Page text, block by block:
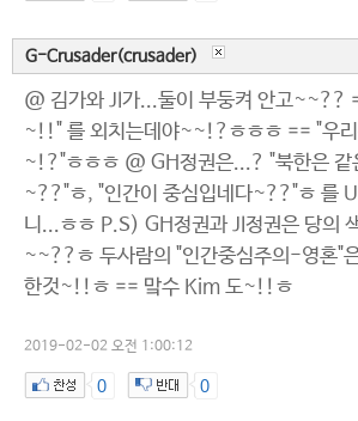
G-Crusader(crusader)
@ 김가와 JI가...둘이 부둥켜 안고~~??
~!!" 를 외치는데야~~!?ㅎㅎㅎ == "우리
~!?"ㅎㅎㅎ @ GH정권은...? "북한은 같
~??"ㅎ, "인간이 중심입네다~??"ㅎ 를
니...ㅎㅎ P.S) GH정권과 JI정권은 당의
~~??ㅎ 두사람의 "인간중심주의-영혼"
한것~!!ㅎ == 맠수 Kim 도~!!ㅎ
2019-02-02 오전 1:00:12
0 0